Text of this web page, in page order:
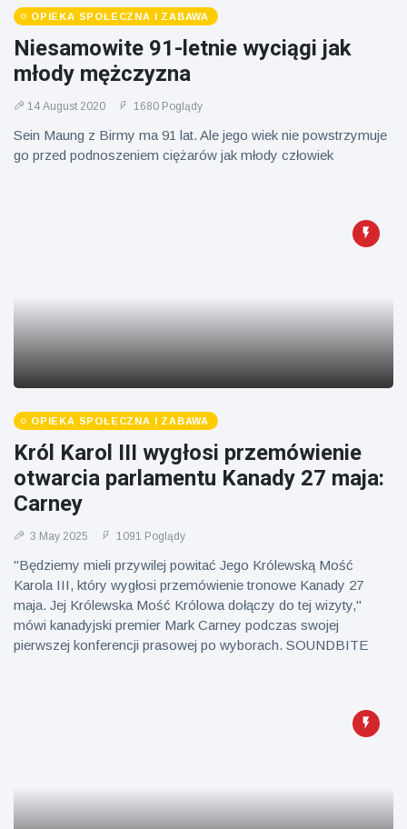
brytyjskim
zoo od 14 lat
Florydy
aresztowany
po odpaleniu
fajerwerków
z jadącego
samochodu
16 July
154
Poglądy
OPIEKA SPOŁECZNA I ZABAWA
Niesamowite 91-letnie wyciągi jak
młody mężczyzna
14 August 2020 1680 Poglądy
Sein Maung z Birmy ma 91 lat. Ale jego wiek nie powstrzymuje
go przed podnoszeniem ciężarów jak młody człowiek
OPIEKA SPOŁECZNA I ZABAWA
Król Karol III wygłosi przemówienie
otwarcia parlamentu Kanady 27 maja:
Carney
3 May 2025 1091 Poglądy
"Będziemy mieli przywilej powitać Jego Królewską Mość
Karola III, który wygłosi przemówienie tronowe Kanady 27
maja. Jej Królewska Mość Królowa dołączy do tej wizyty,"
mówi kanadyjski premier Mark Carney podczas swojej
pierwszej konferencji prasowej po wyborach. SOUNDBITE